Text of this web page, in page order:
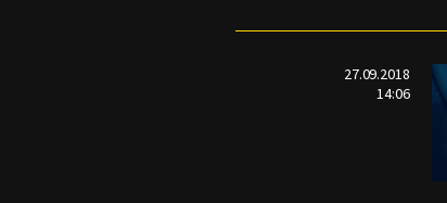
27.09.2018
14:06